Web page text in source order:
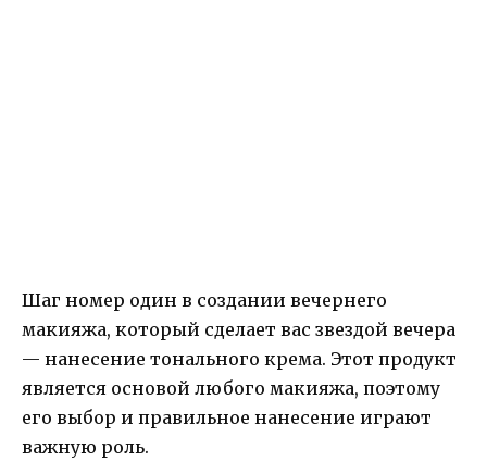
Шаг номер один в создании вечернего
макияжа, который сделает вас звездой вечера
— нанесение тонального крема. Этот продукт
является основой любого макияжа, поэтому
его выбор и правильное нанесение играют
важную роль.